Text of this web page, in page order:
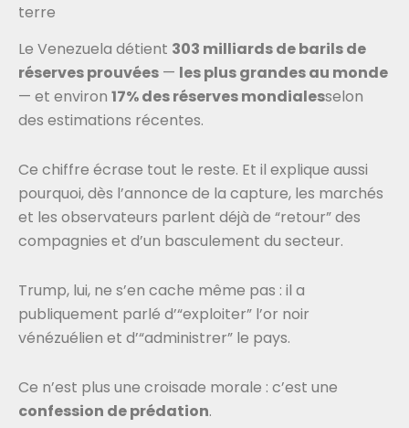
terre
Le Venezuela détient 303 milliards de barils de
réserves prouvées — les plus grandes au monde
— et environ 17% des réserves mondialesselon
des estimations récentes.
Ce chiffre écrase tout le reste. Et il explique aussi
pourquoi, dès l’annonce de la capture, les marchés
et les observateurs parlent déjà de “retour” des
compagnies et d’un basculement du secteur.
Trump, lui, ne s’en cache même pas : il a
publiquement parlé d’“exploiter” l’or noir
vénézuélien et d’“administrer” le pays.
Ce n’est plus une croisade morale : c’est une
confession de prédation.